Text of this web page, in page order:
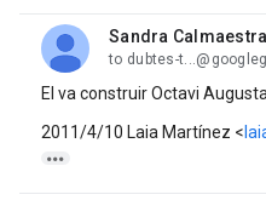
Sandra
unread,
to dubtes-
El va construir Octavi
2011/4/10 Laia Martínez <
